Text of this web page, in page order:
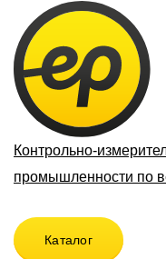
Контрольно-
промышленности по
Каталог